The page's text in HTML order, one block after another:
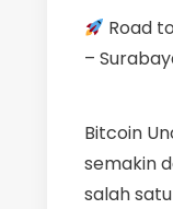
Road
–
​Bitcoin
semakin
salah